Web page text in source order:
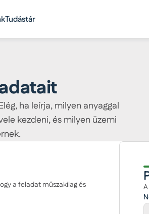
Tudástár
ha leírja, milyen anyaggal
kezdeni, és milyen üzemi
a feladat műszakilag és